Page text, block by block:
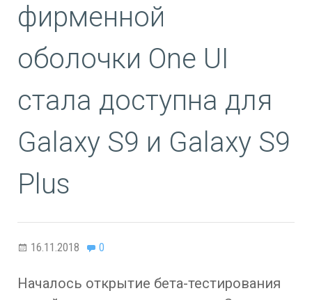
фирменной
оболочки One UI
стала доступна для
Galaxy S9 и Galaxy S9
Plus
16.11.2018 0
Началось открытие бета-тестирования